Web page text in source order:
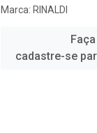
Marca: RINALDI
cadastre-se